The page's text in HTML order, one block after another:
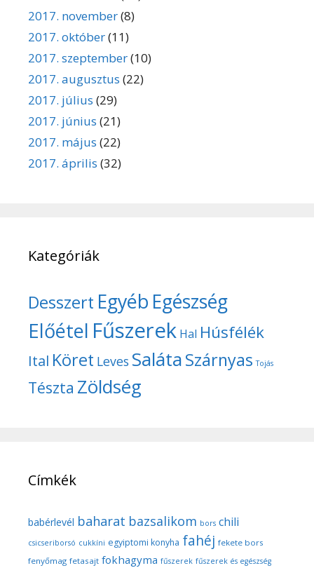
2017. november(8)
2017. október(11)
2017. szeptember(10)
2017. augusztus (22)
2017. július (29)
2017. június (21)
2017. május (22)
2017. április (32)
Kategóriák
Desszert Egyéb Egészség
Előétel Fűszerek Hal Húsfélék
Ital Köret Leves SalátaSzárnyas Tojás
Tészta Zöldség
Címkék
babérlevél baharat bazsalikom bors chili
csicseriborsó cukkíni egyiptomi konyha fahéj fekete bors
fenyőmag fetasajt fokhagyma fűszerek fűszerek és egészség